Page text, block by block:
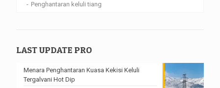
Penghantaran keluli tiang
LAST UPDATE PRO
Menara Penghantaran Kuasa Kekisi Keluli
Tergalvani Hot Dip